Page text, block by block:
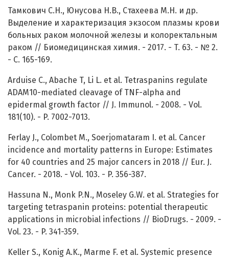
Тамкович С.Н., Юнусова Н.В., Cтахеева М.Н. и др.
Выделение и характеризация экзосом плазмы крови
больных раком молочной железы и колоректальным
раком // Биомедицинская химия. - 2017. - T. 63. - № 2.
- С. 165-169.
Arduise C., Abache T, Li L. et al. Tetraspanins regulate
ADAM10-mediated cleavage of TNF-alpha and
epidermal growth factor // J. Immunol. - 2008. - Vol.
181(10). - P. 7002-7013.
Ferlay J., Colombet M., Soerjomataram I. et al. Cancer
incidence and mortality patterns in Europe: Estimates
for 40 countries and 25 major cancers in 2018 // Eur. J.
Cancer. - 2018. - Vol. 103. - P. 356-387.
Hassuna N., Monk P.N., Moseley G.W. et al. Strategies for
targeting tetraspanin proteins: potential therapeutic
applications in microbial infections // BioDrugs. - 2009. -
Vol. 23. - P. 341-359.
Keller S., Konig A.K., Marme F. et al. Systemic presence